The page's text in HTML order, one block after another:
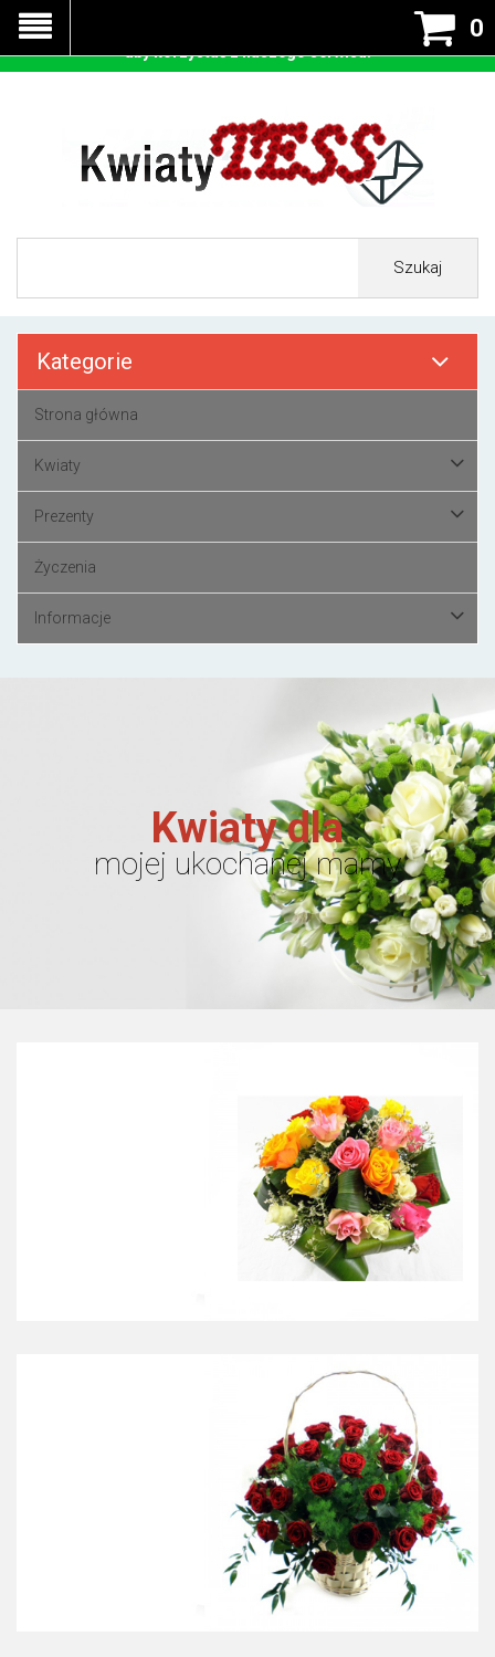
0
Szukaj
Kategorie
Strona główna
Kwiaty
Prezenty
Życzenia
Informacje
Kwiaty dla
mojej ukochanej mamy
Nasza strona korzysta z cookies - czyli tzw ciastek w celu
prawidłowego działania. Zaakceptuj przyjmowanie cookies
aby korzystać z naszego serwisu.